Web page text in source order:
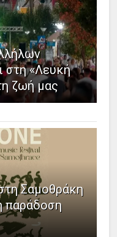
στη «Λευκή
ζωή μας
Σαμοθράκη
παράδοση